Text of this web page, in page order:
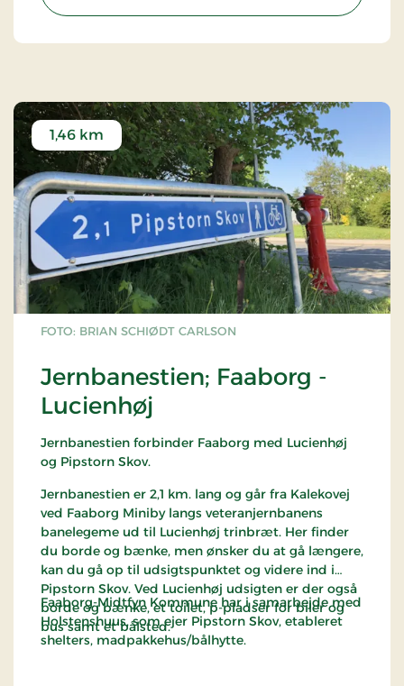
FOTO: BRIAN SCHIØDT CARLSON
Jernbanestien; Faaborg -
Lucienhøj
1,46 km
Jernbanestien forbinder Faaborg med Lucienhøj
og Pipstorn Skov.
Jernbanestien er 2,1 km. lang og går fra Kalekovej
ved Faaborg Miniby langs veteranjernbanens
banelegeme ud til Lucienhøj trinbræt. Her finder
du borde og bænke, men ønsker du at gå længere,
kan du gå op til udsigtspunktet og videre ind i
Pipstorn Skov. Ved Lucienhøj udsigten er der også
borde og bænke, et toilet, p-pladser for biler og
bus samt et bålsted.
Faaborg-Midtfyn Kommune har i samarbejde med
Holstenshuus, som ejer Pipstorn Skov, etableret
shelters, madpakkehus/bålhytte.